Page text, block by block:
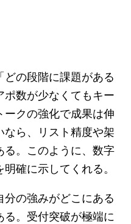
の段階に課題がある
数が少なくてもキー
クの強化で成果は伸
ら、リスト精度や架
。このように、数字
確に示してくれる。
の強みがどこにある
。受付突破が極端に